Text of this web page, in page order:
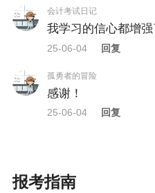
（二）组织委员会。
员会（以下简称组委会），
任组委会主任，陕西省财政
会计学会、陕西省总会计师
会计考试日记
我学习的信心都增强
25-06-04 回复
孤勇者的冒险
感谢！
25-06-04 回复
报考指南